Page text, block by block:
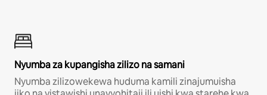
Nyumba za kupangisha zilizo na samani
Nyumba zilizowekewa huduma kamili zinajumuisha